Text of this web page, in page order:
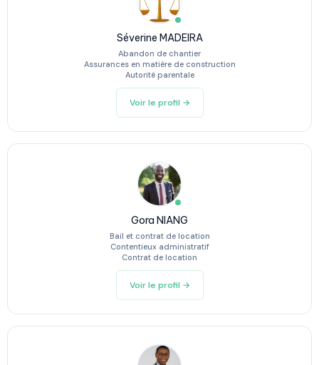
Séverine MADEIRA
Abandon de chantier
Assurances en matière de construction
Autorité parentale
Voir le profil →
Gora NIANG
Bail et contrat de location
Contentieux administratif
Contrat de location
Voir le profil →